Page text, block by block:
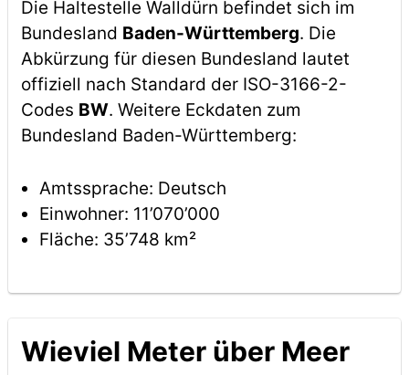
Die Haltestelle Walldürn befindet sich im
Bundesland Baden-Württemberg. Die
Abkürzung für diesen Bundesland lautet
offiziell nach Standard der ISO-3166-2-
Codes BW. Weitere Eckdaten zum
Bundesland Baden-Württemberg:
Amtssprache: Deutsch
Einwohner: 11’070’000
Fläche: 35’748 km²
Wieviel Meter über Meer